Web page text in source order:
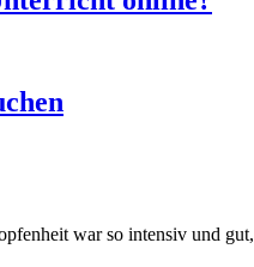
war so intensiv und